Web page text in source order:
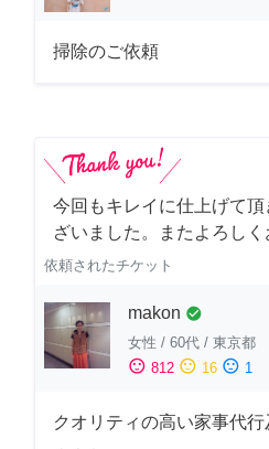
掃除のご依頼
今回もキレイに仕上げて
ざいました。またよろし
依頼されたチケット
makon check_circle
女性 / 60代 / 東京都
sentiment_satisfied 812 sentiment_neutral 16 sentiment_dissatisfied 1
クオリティの高い家事代